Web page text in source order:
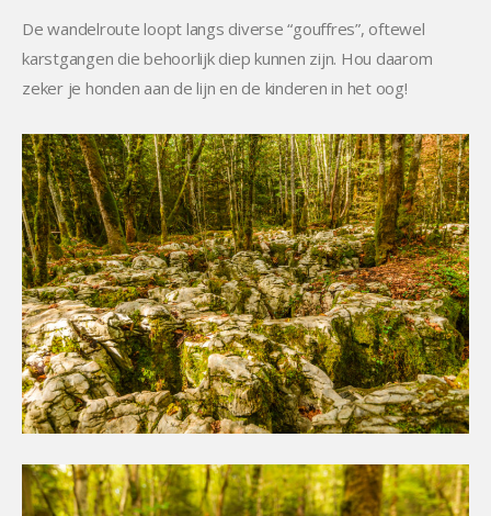
De wandelroute loopt langs diverse “gouffres”, oftewel
karstgangen die behoorlijk diep kunnen zijn. Hou daarom
zeker je honden aan de lijn en de kinderen in het oog!